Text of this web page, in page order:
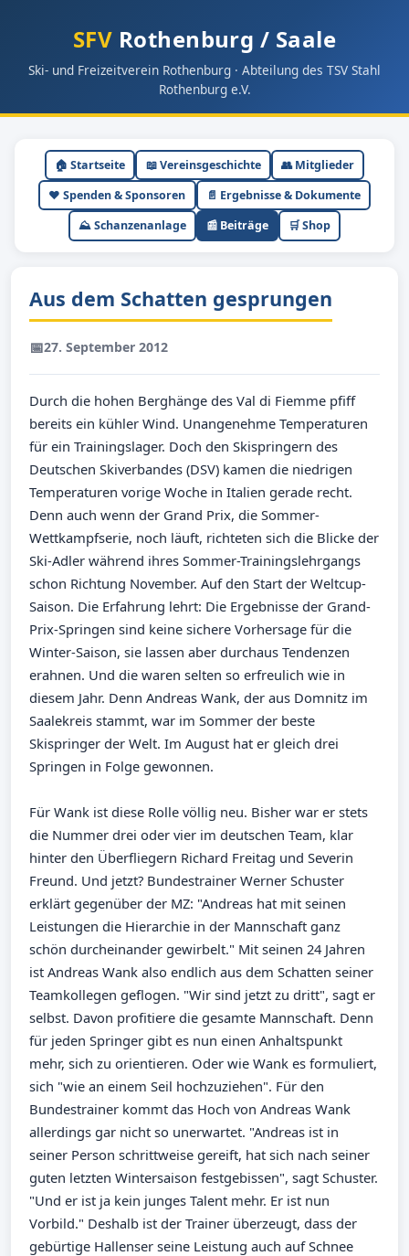
SFV Rothenburg / Saale
Ski- und Freizeitverein Rothenburg · Abteilung des TSV Stahl
Rothenburg e.V.
🏠 Startseite 📖 Vereinsgeschichte
👥 Mitglieder
❤️ Spenden & Sponsoren
📄 Ergebnisse & Dokumente
⛰ Schanzenanlage
📰 Beiträge 🛒 Shop
Aus dem Schatten gesprungen
📅27. September 2012
Durch die hohen Berghänge des Val di Fiemme pfiff
bereits ein kühler Wind. Unangenehme Temperaturen
für ein Trainingslager. Doch den Skispringern des
Deutschen Skiverbandes (DSV) kamen die niedrigen
Temperaturen vorige Woche in Italien gerade recht.
Denn auch wenn der Grand Prix, die Sommer-
Wettkampfserie, noch läuft, richteten sich die Blicke der
Ski-Adler während ihres Sommer-Trainingslehrgangs
schon Richtung November. Auf den Start der Weltcup-
Saison. Die Erfahrung lehrt: Die Ergebnisse der Grand-
Prix-Springen sind keine sichere Vorhersage für die
Winter-Saison, sie lassen aber durchaus Tendenzen
erahnen. Und die waren selten so erfreulich wie in
diesem Jahr. Denn Andreas Wank, der aus Domnitz im
Saalekreis stammt, war im Sommer der beste
Skispringer der Welt. Im August hat er gleich drei
Springen in Folge gewonnen.
Für Wank ist diese Rolle völlig neu. Bisher war er stets
die Nummer drei oder vier im deutschen Team, klar
hinter den Überfliegern Richard Freitag und Severin
Freund. Und jetzt? Bundestrainer Werner Schuster
erklärt gegenüber der MZ: "Andreas hat mit seinen
Leistungen die Hierarchie in der Mannschaft ganz
schön durcheinander gewirbelt." Mit seinen 24 Jahren
ist Andreas Wank also endlich aus dem Schatten seiner
Teamkollegen geflogen. "Wir sind jetzt zu dritt", sagt er
selbst. Davon profitiere die gesamte Mannschaft. Denn
für jeden Springer gibt es nun einen Anhaltspunkt
mehr, sich zu orientieren. Oder wie Wank es formuliert,
sich "wie an einem Seil hochzuziehen". Für den
Bundestrainer kommt das Hoch von Andreas Wank
allerdings gar nicht so unerwartet. "Andreas ist in
seiner Person schrittweise gereift, hat sich nach seiner
guten letzten Wintersaison festgebissen", sagt Schuster.
"Und er ist ja kein junges Talent mehr. Er ist nun
Vorbild." Deshalb ist der Trainer überzeugt, dass der
gebürtige Hallenser seine Leistung auch auf Schnee